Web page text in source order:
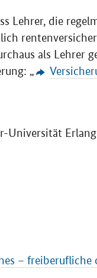
Lehrer, die
als Lehrer
„
Universität
–